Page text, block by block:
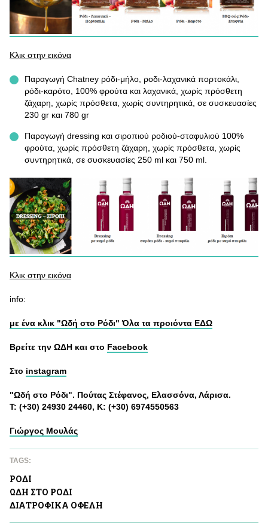
Κλικ στην εικόνα
Παραγωγή Chatney ρόδι-μήλο, ροδι-λαχανικά πορτοκάλι,
ρόδι-καρότο, 100% φρούτα και λαχανικά, χωρίς πρόσθετη
ζάχαρη, χωρίς πρόσθετα, χωρίς συντηρητικά, σε συσκευασίες
230 gr και 780 gr
Παραγωγή dressing και σιροπιού ροδιού-σταφυλιού 100%
φρούτα, χωρίς πρόσθετη ζάχαρη, χωρίς πρόσθετα, χωρίς
συντηρητικά, σε συσκευασίες 250 ml και 750 ml.
Κλικ στην εικόνα
info:
με ένα κλικ "Ωδή στο Ρόδι" Όλα τα προιόντα ΕΔΩ
Βρείτε την ΩΔΗ και στο Facebook
Στο instagram
"Ωδή στο Ρόδι". Πούτας Στέφανος, Ελασσόνα, Λάρισα.
Τ: (+30) 24930 24460, Κ: (+30) 6974550563
Γιώργος Μουλάς
TAGS:
ΡΟΔΙ
ΩΔΗ ΣΤΟ ΡΟΔΙ
ΔΙΑΤΡΟΦΙΚA ΟΦΕΛΗ